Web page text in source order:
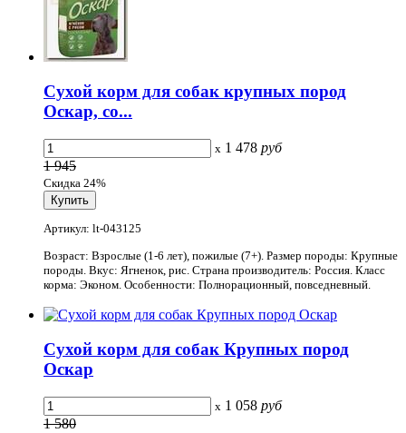
Сухой корм для собак крупных пород
Оскар, со...
x 1 478 руб
1 945
Скидка 24%
Артикул: lt-043125
Возраст: Взрослые (1-6 лет), пожилые (7+). Размер породы: Крупные
породы. Вкус: Ягненок, рис. Страна производитель: Россия. Класс
корма: Эконом. Особенности: Полнорационный, повседневный.
Cухой корм для собак Крупных пород
Оскар
x 1 058 руб
1 580